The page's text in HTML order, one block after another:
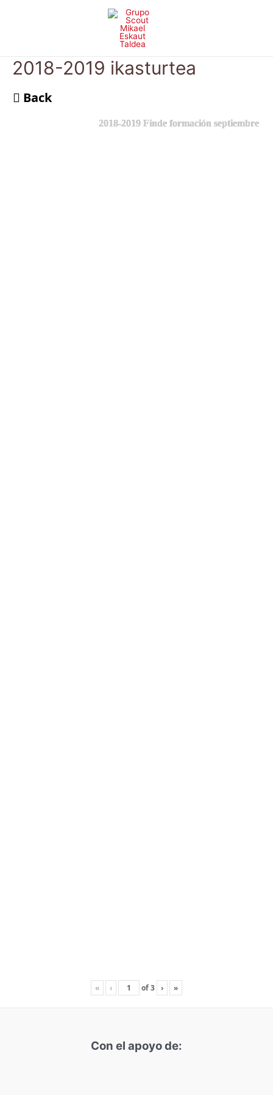
2018-2019 ikasturtea
Back
2018-2019 Finde formación septiembre
« ‹ of3 › »
Con el apoyo de: